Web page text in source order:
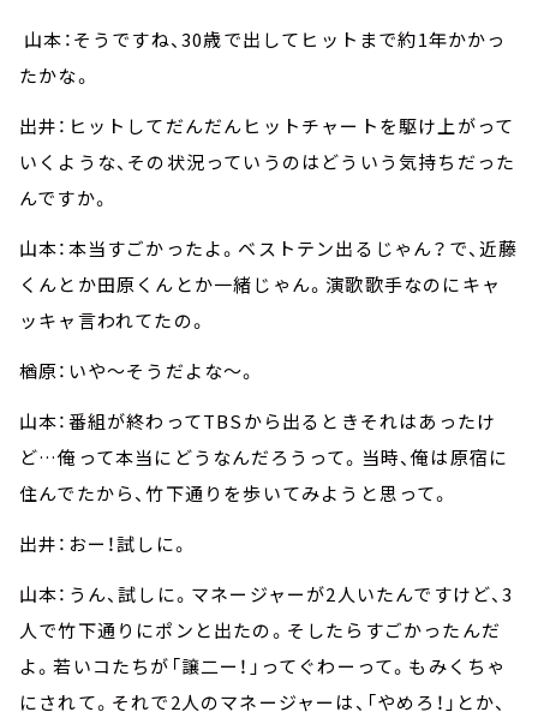
山本：そうですね、30歳で出してヒットまで約1年かかっ
たかな。
出井：ヒットしてだんだんヒットチャートを駆け上がって
いくような、その状況っていうのはどういう気持ちだった
んですか。
山本：本当すごかったよ。ベストテン出るじゃん？で、近藤
くんとか田原くんとか一緒じゃん。演歌歌手なのにキャ
ッキャ言われてたの。
楢原：いや～そうだよな～。
山本：番組が終わってTBSから出るときそれはあったけ
ど…俺って本当にどうなんだろうって。当時、俺は原宿に
住んでたから、竹下通りを歩いてみようと思って。
出井：おー！試しに。
山本：うん、試しに。マネージャーが2人いたんですけど、3
人で竹下通りにポンと出たの。そしたらすごかったんだ
よ。若いコたちが「譲二ー！」ってぐわーって。もみくちゃ
にされて。それで2人のマネージャーは、「やめろ！」とか、